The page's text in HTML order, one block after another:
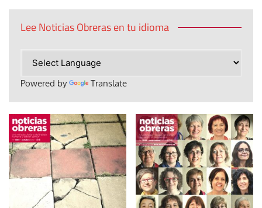
Lee Noticias Obreras en tu idioma
Powered by Translate